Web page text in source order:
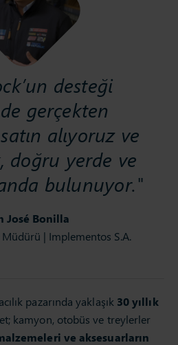
José Bonilla
| Implementos S.A.
desteği
gerçekten
satın alıyoruz ve
doğru yerde ve
bulunuyor."
pazarında yaklaşık 30 yıllık
kamyon, otobüs ve treylerler
ve aksesuarların